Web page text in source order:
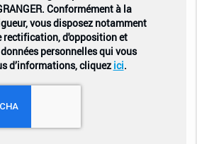
Conformément à la
vous disposez notamment
rectification, d'opposition et
personnelles qui vous
d’informations, cliquez ici.